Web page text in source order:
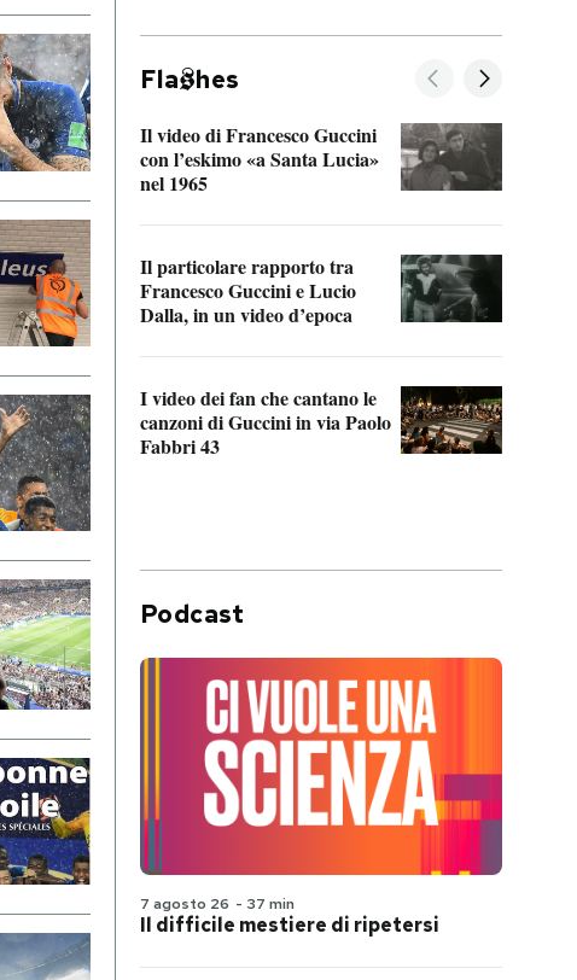
Fla hes
Il video di Francesco Guccini
con l’eskimo «a Santa Lucia»
nel 1965
Il particolare rapporto tra
Francesco Guccini e Lucio
Dalla, in un video d’epoca
I video dei fan che cantano le
canzoni di Guccini in via Paolo
Fabbri 43
Podcast
7 agosto 26 - 37 min
Il difficile mestiere di ripetersi